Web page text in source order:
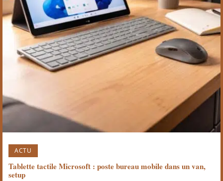
ACTU
Tablette tactile Microsoft : poste bureau mobile dans un van,
setup